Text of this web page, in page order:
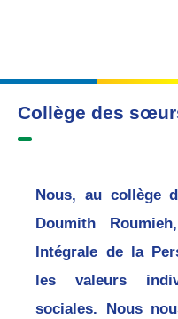
Collège des
Nous, au collège
Doumith
Intégrale de la
les valeurs
sociales. Nous